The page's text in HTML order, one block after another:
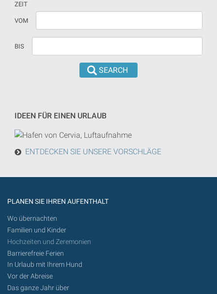
ZEIT
Wenn
Datum
versehen
heute
in
Zukunft
werden
Datum
dd/mm/yyyy
VOM
BIS
IDEEN FÜR EINEN URLAUB
ENTDECKEN SIE UNSERE VORSCHLÄGE
PLANEN SIE IHREN AUFENTHALT
Wo übernachten
Familien und Kinder
Hochzeiten und Zeremonien
Barrierefreie Ferien
In Urlaub mit Ihrem Hund
Vor der Abreise
Das ganze Jahr über